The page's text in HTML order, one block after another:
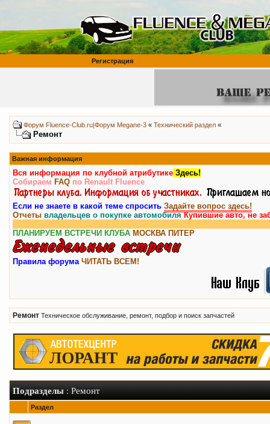
Регистрация
Форум Fluence-Club.ru|Форум Megane-3 « Технический раздел «
Ремонт
Важная информация
Вся информация по клубной атрибутике Здесь!
Собираем FAQ по Renault Fluence
Если не знаете в какой теме спросить Задайте вопрос здесь!
Отчеты владельцев о покупке автомобиляКупившие авто, не
ПЛАНИРУЕМ ВСТРЕЧИ КЛУБА МОСКВА ПИТЕР
Правила форума ЧИТАТЬ ВСЕМ!
Ремонт Техническое обслуживание, ремонт, подбор и поиск запчастей
Подразделы: Ремонт
Раздел